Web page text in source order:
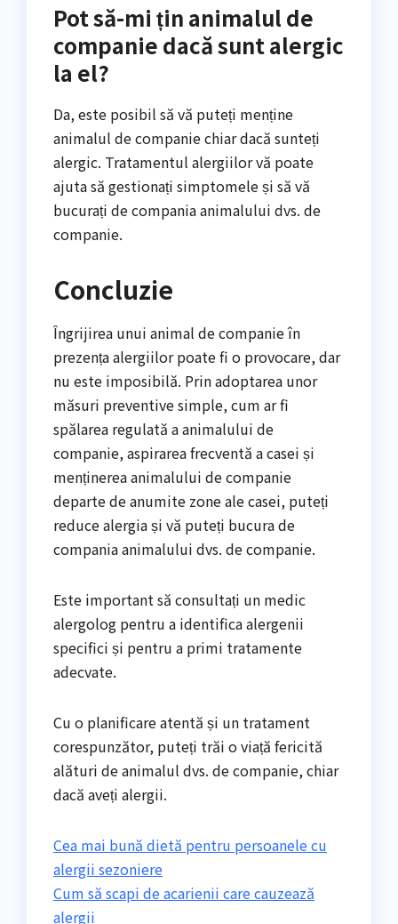
Pot să-mi țin animalul de
companie dacă sunt alergic
la el?
Da, este posibil să vă puteți menține
animalul de companie chiar dacă sunteți
alergic. Tratamentul alergiilor vă poate
ajuta să gestionați simptomele și să vă
bucurați de compania animalului dvs. de
companie.
Concluzie
Îngrijirea unui animal de companie în
prezența alergiilor poate fi o provocare, dar
nu este imposibilă. Prin adoptarea unor
măsuri preventive simple, cum ar fi
spălarea regulată a animalului de
companie, aspirarea frecventă a casei și
menținerea animalului de companie
departe de anumite zone ale casei, puteți
reduce alergia și vă puteți bucura de
compania animalului dvs. de companie.
Este important să consultați un medic
alergolog pentru a identifica alergenii
specifici și pentru a primi tratamente
adecvate.
Cu o planificare atentă și un tratament
corespunzător, puteți trăi o viață fericită
alături de animalul dvs. de companie, chiar
dacă aveți alergii.
Cea mai bună dietă pentru persoanele cu
alergii sezoniere
Cum să scapi de acarienii care cauzează
alergii